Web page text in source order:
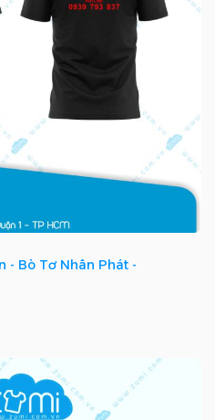
- Bò Tơ Nhân Phát -